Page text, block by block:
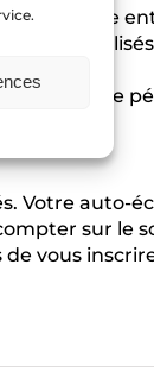
être
cette
Votre auto-
sur le
vous